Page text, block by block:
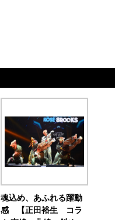
魂込め、あふれる躍動
感 【正田裕生 コラ